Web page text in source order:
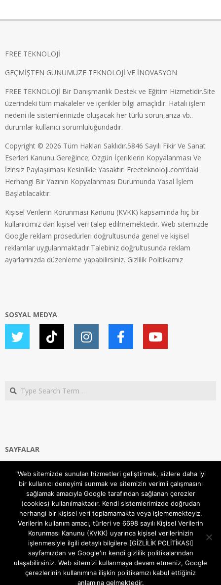
FREE TEKNOLOJİ
GEÇMİŞTEN GÜNÜMÜZE TEKNOLOJİ VE İNOVASYON
FREE TEKNOLOJİ Bir Danışmanlık Destek ve Eğitim Hizmetidir.Site
üzerindeki tüm makaleler ve içerikler bilgi amaçlıdır. Hatalı işlem
nedeni ile sistemlerinizde oluşacak her türlü sorun,arıza vb..
durumlar kullanıcı sorumluluğundadır.
Copyright © 2026 Tüm Hakları Saklıdır.5846 Sayılı Fikir Ve Sanat
Eserleri Kanunu Gereğince; Özgün İçeriklerin Kopyalanması Ve
İzinsiz Paylaşılması Kesinlikle Yasaktır. Freeteknoloji.com’daki
Herhangi Bir Yazının Kopyalanması Durumunda Yasal İşlem
Başlatılacaktır.
Kişisel Verilerin Korunması Kanunu (KVKK) kapsamında hiç bir
kullanıcımız dan kişisel veri talep edilmemektedir. Web sitemizde
Google reklam prosedürleri doğrultusunda genel ve kişisel
reklamlar uygulanmaktadır.Talebiniz doğrultusunda reklam
ayarlarınızda düzenleme yapabilirsiniz. Gizlilik Politikamız
SOSYAL MEDYA
Search
SAYFALAR
Gizlilik ve Çerezler (Cookies) Politikası
Hakkımızda
İletişim Kanalları
MODEM KURULUM
TEKNİK DESTEK
TELEVİZYON SİSTEMLERİ
"Web sitemizde sunulan hizmetleri geliştirmek, sizlere daha iyi
bir kullanıcı deneyimi sunmak ve sitemizin verimli çalışmasını
sağlamak amacıyla Google tarafından sağlanan çerezler
(cookies) kullanılmaktadır. Kendi sistemlerimizde doğrudan
herhangi bir kişisel veri toplamamakta veya işlememekteyiz.
Verilerin kullanım amacı, türleri ve 6698 sayılı Kişisel Verilerin
Korunması Kanunu (KVKK) uyarınca kişisel verilerinizin
işlenmesiyle ilgili detaylı bilgilere [GİZLİLİK POLİTİKASI]
sayfamızdan ve Google'ın kendi gizlilik politikalarından
ulaşabilirsiniz. Web sitemizi kullanmaya devam etmeniz, Google
çerezlerinin kullanımına ilişkin politikamızı kabul ettiğiniz
anlamına gelmektedir.